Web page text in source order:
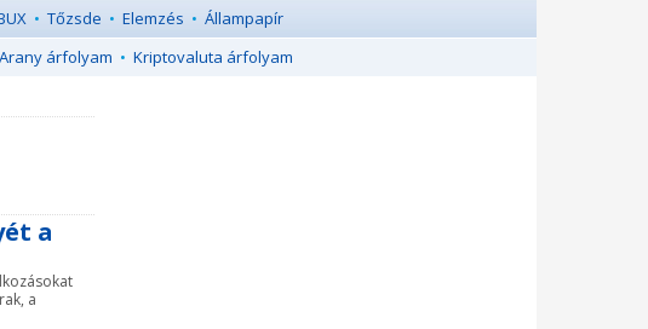
• Tőzsde • Elemzés • Állampapír
Arany árfolyam • Kriptovaluta árfolyam
a
a